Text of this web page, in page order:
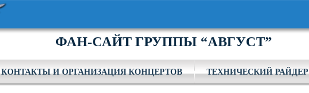
ФАН-САЙТ ГРУППЫ “АВГУСТ”
КОНТАКТЫ И ОРГАНИЗАЦИЯ КОНЦЕРТОВ ТЕХНИЧЕСКИЙ РАЙДЕР